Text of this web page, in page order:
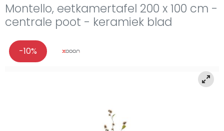
Montello, eetkamertafel 200 x 100 cm -
centrale poot - keramiek blad
-10%